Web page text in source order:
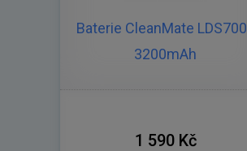
Baterie CleanMate
3200mAh
1 590 Kč